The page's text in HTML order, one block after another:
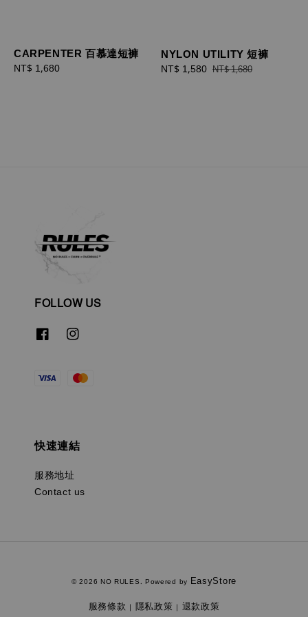
CARPENTER 百慕達短褲
Regular
NT$ 1,680
NYLON UTILITY 短褲
Sale
NT$ 1,580 Regular
NT$ 1,680
FOLLOW US
快速連結
服務地址
Contact us
© 2026 NO RULES. Powered by EasyStore
服務條款 | 隱私政策 | 退款政策